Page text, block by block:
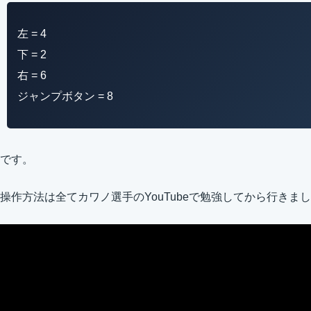
左 = 4
下 = 2
右 = 6
ジャンプボタン = 8
です。
操作方法は全てカワノ選手のYouTubeで勉強してから行きま